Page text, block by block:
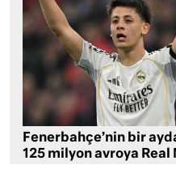
Fenerbahçe’nin bir
125 milyon avroya Real